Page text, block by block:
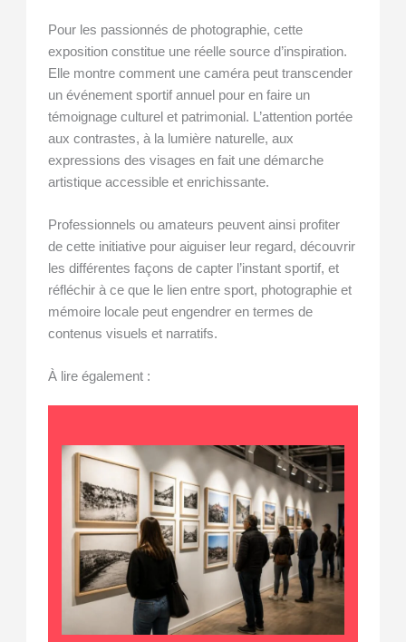
Pour les passionnés de photographie, cette
exposition constitue une réelle source d’inspiration.
Elle montre comment une caméra peut transcender
un événement sportif annuel pour en faire un
témoignage culturel et patrimonial. L’attention portée
aux contrastes, à la lumière naturelle, aux
expressions des visages en fait une démarche
artistique accessible et enrichissante.
Professionnels ou amateurs peuvent ainsi profiter
de cette initiative pour aiguiser leur regard, découvrir
les différentes façons de capter l’instant sportif, et
réfléchir à ce que le lien entre sport, photographie et
mémoire locale peut engendrer en termes de
contenus visuels et narratifs.
À lire également :